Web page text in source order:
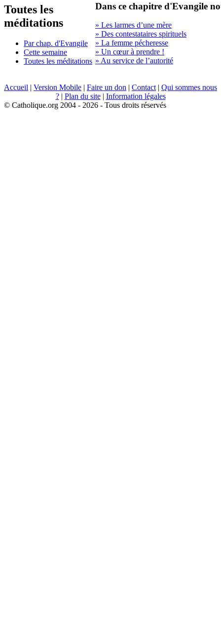
Toutes les
méditations
Par chap. d'Evangile
Cette semaine
Toutes les méditations
Dans ce chapitre d'Evangile
» Les larmes d’une mère
» Des contestataires spirituels
» La femme pécheresse
» Un cœur à prendre !
» Au service de l’autorité
Accueil | Version Mobile | Faire un don | Contact | Qui sommes nous
?| Plan du site| Information légales
© Catholique.org 2004 - 2026 - Tous droits réservés